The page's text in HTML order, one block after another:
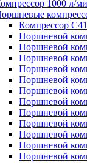
1000 л/
Компрессор
Поршневой
Поршневой
Поршневой
Поршневой
Поршневой
Поршневой
Поршневой
Поршневой
Поршневой
Поршневой
Поршневой
Поршневой